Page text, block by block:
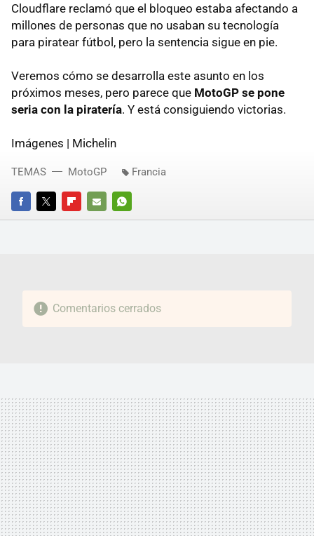
Cloudflare reclamó que el bloqueo estaba afectando a
millones de personas que no usaban su tecnología
para piratear fútbol, pero la sentencia sigue en pie.
Veremos cómo se desarrolla este asunto en los
próximos meses, pero parece que MotoGP se pone
seria con la piratería. Y está consiguiendo victorias.
Imágenes | Michelin
FACEBOOKTWITTERFLIPBOARD
E-
WHATSAPP
TEMAS MotoGP Francia
Comentarios cerrados